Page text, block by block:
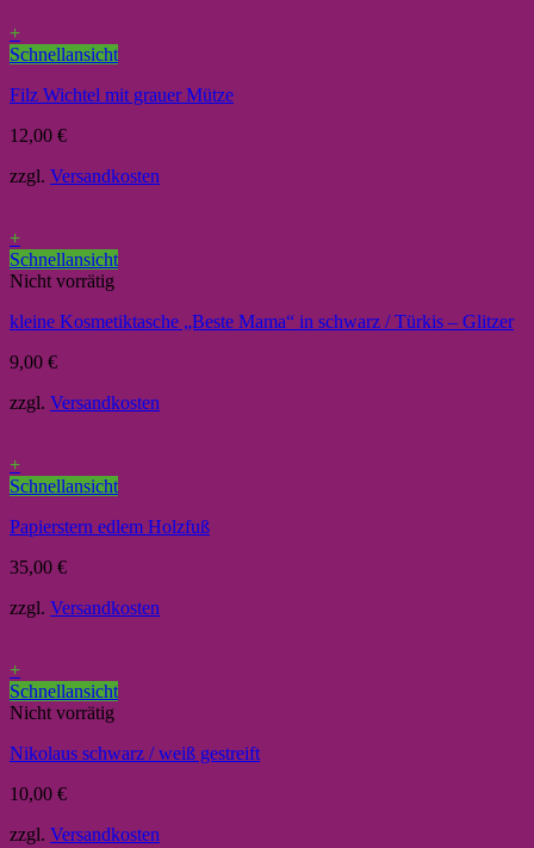
+
Schnellansicht
Filz Wichtel mit grauer Mütze
12,00 €
zzgl. Versandkosten
+
Schnellansicht
Nicht vorrätig
kleine Kosmetiktasche „Beste Mama“ in schwarz / Türkis – Glitzer
9,00 €
zzgl. Versandkosten
+
Schnellansicht
Papierstern edlem Holzfuß
35,00 €
zzgl. Versandkosten
+
Schnellansicht
Nicht vorrätig
Nikolaus schwarz / weiß gestreift
10,00 €
zzgl. Versandkosten